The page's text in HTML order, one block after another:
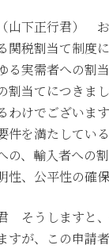
山下正行君） お
関税割当て制度
る実需者への割
割当てにつきま
わけでございま
件を満たしてい
の、輸入者への
性、公平性の確
そうしますと、
すが、この申請